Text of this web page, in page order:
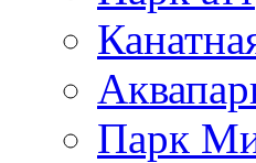
Парк